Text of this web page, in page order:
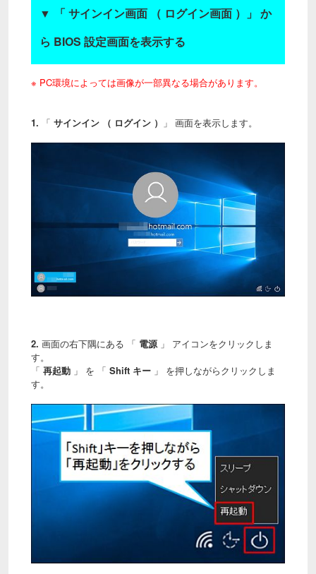
▼
「 サインイン画面 （ ログイン画面 ）」 か
ら BIOS 設定画面を表示する
※ PC環境によっては画像が一部異なる場合があります。
1. 「 サインイン （ ログイン ） 」 画面を表示します。
2. 画面の右下隅にある 「 電源」 アイコンをクリックしま
す。
「 再起動 」 を 「 Shift キー 」 を押しながらクリックしま
す。